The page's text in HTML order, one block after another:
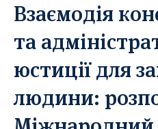
Email*
Ваша посада*
Взаємодія
та
юстиції для
людини:
Email*
Ваша посада*